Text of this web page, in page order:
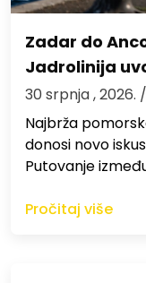
Zadar do
Jadrolinija
30 srpnja , 2026.
Najbrža
donosi novo
Putovanje
Pročitaj više